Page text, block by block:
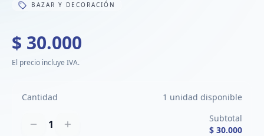
BAZAR Y DECORACIÓN
$ 30.000
El precio incluye IVA.
Cantidad 1 unidad disponible
1
Subtotal
$ 30.000